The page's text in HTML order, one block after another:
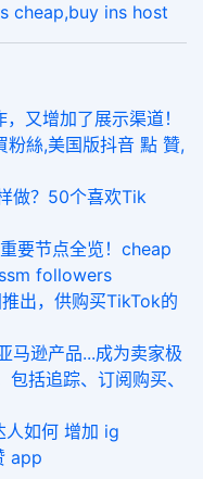
cheap,buy ins host
又增加了展示渠道！
絲,美国版抖音 點 贊,
做？50个喜欢Tik
要节点全览！cheap
followers
出，供购买TikTok的
马逊产品...成为卖家极
括追踪、订阅购买、
人如何 增加 ig
app